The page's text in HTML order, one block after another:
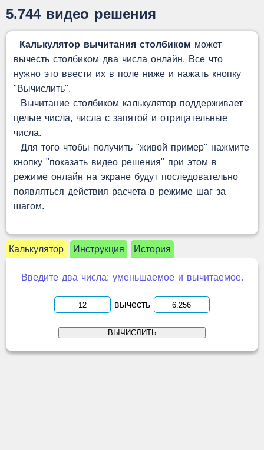
5.744 видео решения
Калькулятор вычитания столбиком может
вычесть столбиком два числа онлайн. Все что
нужно это ввести их в поле ниже и нажать кнопку
"Вычислить".
Вычитание столбиком калькулятор поддерживает
целые числа, числа с запятой и отрицательные
числа.
Для того чтобы получить "живой пример" нажмите
кнопку "показать видео решения" при этом в
режиме онлайн на экране будут последовательно
появляться действия расчета в режиме шаг за
шагом.
Калькулятор Инструкция История
Введите два числа: уменьшаемое и вычитаемое.
вычесть